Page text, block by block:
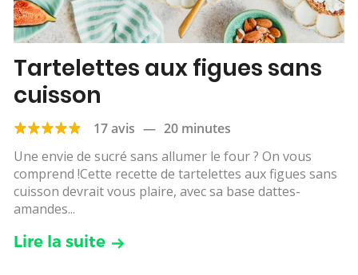
Tartelettes aux figues sans
cuisson
17 avis — 20 minutes
Une envie de sucré sans allumer le four ? On vous
comprend !Cette recette de tartelettes aux figues sans
cuisson devrait vous plaire, avec sa base dattes-
amandes...
Lire la suite